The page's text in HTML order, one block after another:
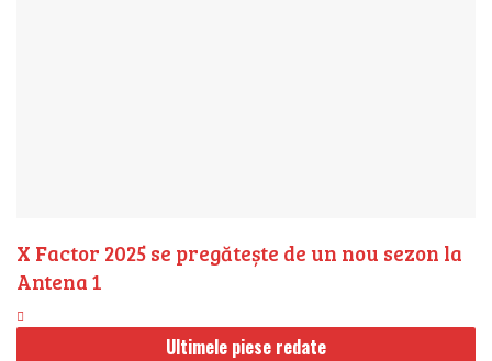
X Factor 2025 se pregătește de un nou sezon la
Antena 1
Ultimele piese redate